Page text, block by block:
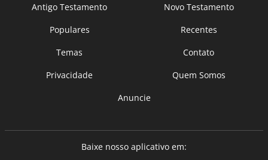
Antigo Testamento
Novo Testamento
Populares
Recentes
Temas
Contato
Privacidade
Quem Somos
Anuncie
Baixe nosso aplicativo em: